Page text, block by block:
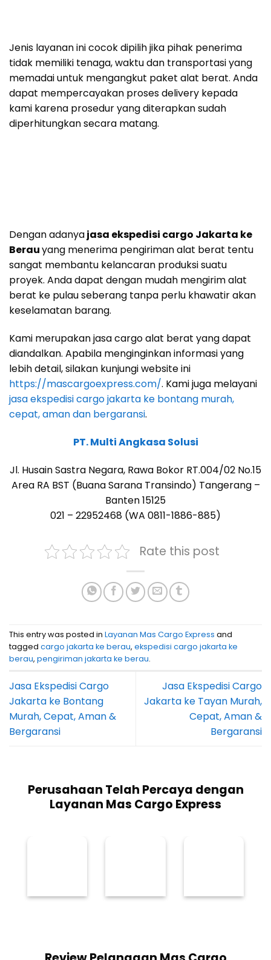
Jenis layanan ini cocok dipilih jika pihak penerima
tidak memiliki tenaga, waktu dan transportasi yang
memadai untuk mengangkut paket alat berat. Anda
dapat mempercayakan proses delivery kepada
kami karena prosedur yang diterapkan sudah
diperhitungkan secara matang.
Dengan adanyajasa ekspedisi cargo Jakarta ke
Berauyang menerima pengiriman alat berat tentu
sangat membantu kelancaran produksi suatu
proyek. Anda dapat dengan mudah mengirim alat
berat ke pulau seberang tanpa perlu khawatir akan
keselamatan barang.
Kami merupakan jasa cargo alat berat yang dapat
diandalkan. Apabila menginginkan informasi yang
lebih detail, silakan kunjungi website ini
https://mascargoexpress.com/. Kami juga melayani
jasa ekspedisi cargo jakarta ke bontang murah,
cepat, aman dan bergaransi.
PT. Multi Angkasa Solusi
Jl. Husain Sastra Negara, Rawa Bokor RT.004/02 No.15
Area RA BST (Buana Sarana Transindo) Tangerang –
Banten 15125
021 – 22952468 (WA 0811-1886-885)
Rate this post
This entry was posted in Layanan Mas Cargo Express and
tagged cargo jakarta ke berau, ekspedisi cargo jakarta ke
berau, pengiriman jakarta ke berau.
Jasa Ekspedisi Cargo
Jakarta ke Bontang
Murah, Cepat, Aman &
Bergaransi
Jasa Ekspedisi Cargo
Jakarta ke Tayan Murah,
Cepat, Aman &
Bergaransi
Perusahaan Telah Percaya dengan
Layanan Mas Cargo Express